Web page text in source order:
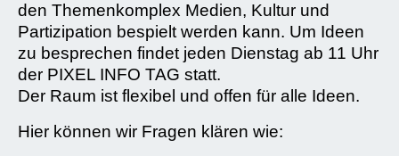
den Themenkomplex Medien, Kultur und
Partizipation bespielt werden kann. Um Ideen
zu besprechen findet jeden Dienstag ab 11 Uhr
der PIXEL INFO TAG statt.
Der Raum ist flexibel und offen für alle Ideen.
Hier können wir Fragen klären wie: